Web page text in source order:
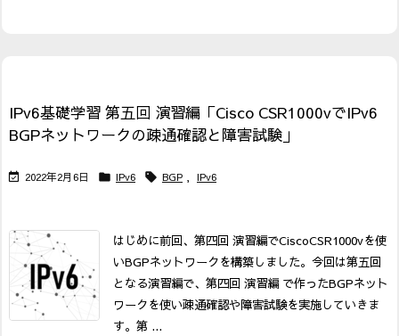
IPv6基礎学習 第五回 演習編「Cisco CSR1000vでIPv6
BGPネットワークの疎通確認と障害試験」
 2022年2月6日  IPv6  BGP , IPv6
はじめに前回、第四回 演習編でCiscoCSR1000vを使
いBGPネットワークを構築しました。 今回は第五回
となる演習編で、第四回 演習編 で作ったBGPネット
ワークを使い疎通確認や障害試験を実施していきま
す。 第 ...